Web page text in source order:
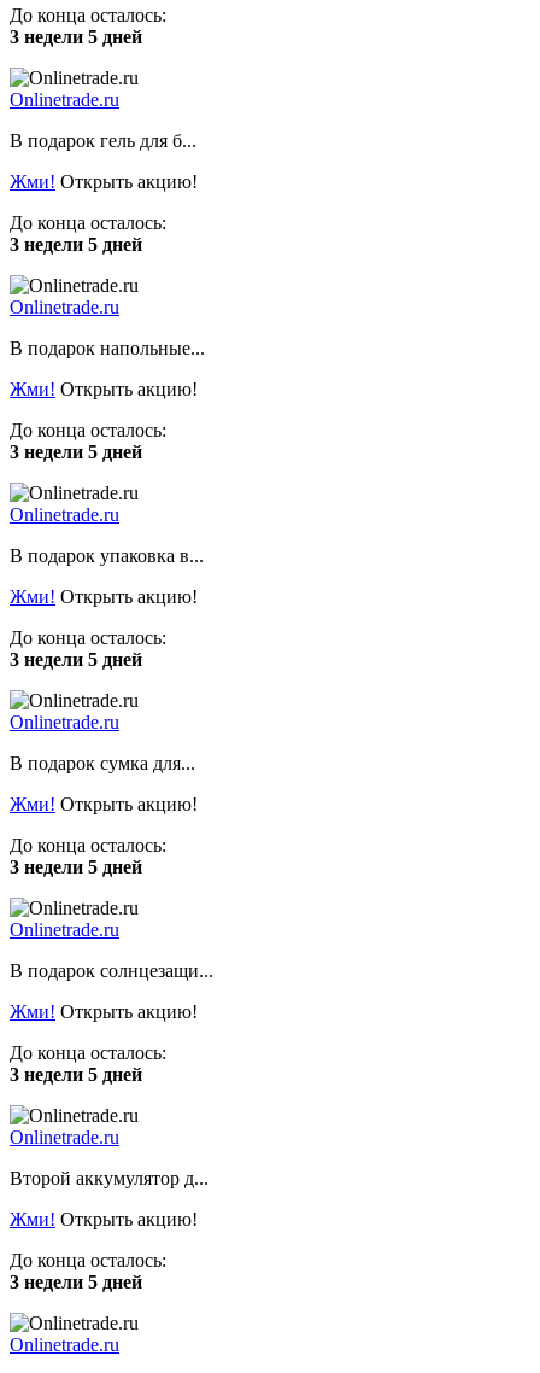
До конца осталось:
3 недели 5 дней
Onlinetrade.ru
В подарок гель для б...
Жми! Открыть акцию!
До конца осталось:
3 недели 5 дней
Onlinetrade.ru
В подарок напольные...
Жми! Открыть акцию!
До конца осталось:
3 недели 5 дней
Onlinetrade.ru
В подарок упаковка в...
Жми! Открыть акцию!
До конца осталось:
3 недели 5 дней
Onlinetrade.ru
В подарок сумка для...
Жми! Открыть акцию!
До конца осталось:
3 недели 5 дней
Onlinetrade.ru
В подарок солнцезащи...
Жми! Открыть акцию!
До конца осталось:
3 недели 5 дней
Onlinetrade.ru
Второй аккумулятор д...
Жми! Открыть акцию!
До конца осталось:
3 недели 5 дней
Onlinetrade.ru